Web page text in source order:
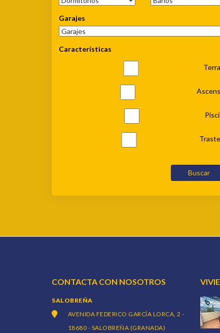
Garajes
Características
Buscar
CONTACTA CON NOSOTROS
SALOBREÑA
AVENIDA FEDERICO GARCÍA LORCA, 2 -
18680 - SALOBREÑA (GRANADA)